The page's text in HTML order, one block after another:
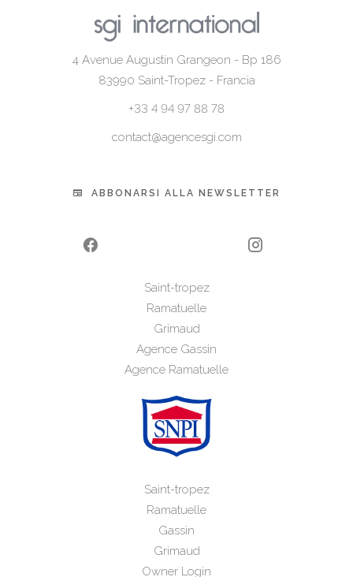
4 Avenue Augustin Grangeon - Bp 186
83990 Saint-Tropez - Francia
+33 4 94 97 88 78
contact@agencesgi.com
ABBONARSI ALLA NEWSLETTER
Saint-tropez
Ramatuelle
Grimaud
Agence Gassin
Agence Ramatuelle
Saint-tropez
Ramatuelle
Gassin
Grimaud
Owner Login